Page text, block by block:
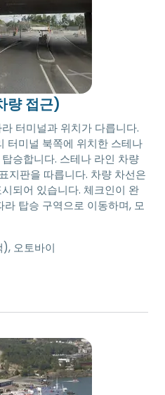
량 접근)
터미널과 위치가 다릅니다.
터미널 북쪽에 위치한 스테나
승합니다. 스테나 라인 차량
지판을 따릅니다. 차량 차선은
되어 있습니다. 체크인이 완
탑승 구역으로 이동하며, 모
오토바이